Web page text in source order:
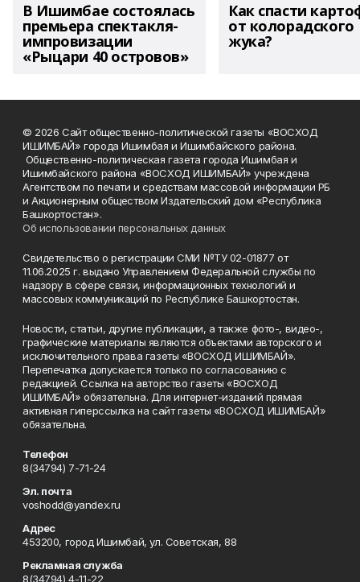
В Ишимбае состоялась
премьера спектакля-
импровизации
«Рыцари 40 островов»
Как спасти
от колорадского
жука?
© 2026 Сайт общественно-политической газеты «ВОСХОД
ИШИМБАЙ» города Ишимбая и Ишимбайского района.
Общественно-политическая газета города Ишимбая и
Ишимбайского района «ВОСХОД ИШИМБАЙ» учреждена
Агентством по печати и средствам массовой информации РБ
и Акционерным обществом Издательский дом «Республика
Башкортостан».
Об использовании персональных данных
Свидетельство о регистрации СМИ №ТУ 02-01877 от
11.06.2025 г. выдано Управлением Федеральной службы по
надзору в сфере связи, информационных технологий и
массовых коммуникаций по Республике Башкортостан.
Новости, статьи, другие публикации, а также фото-, видео-,
графические материалы являются объектами авторского и
исключительного права газеты «ВОСХОД ИШИМБАЙ».
Перепечатка допускается только по согласованию с
редакцией. Ссылка на авторство газеты «ВОСХОД
ИШИМБАЙ» обязательна. Для интернет-изданий прямая
активная гиперссылка на сайт газеты «ВОСХОД ИШИМБАЙ»
обязательна.
Телефон
8(34794) 7-71-24
Эл. почта
voshodd@yandex.ru
Адрес
453200, город Ишимбай, ул. Советская, 88
Рекламная служба
8(34794) 4-11-22